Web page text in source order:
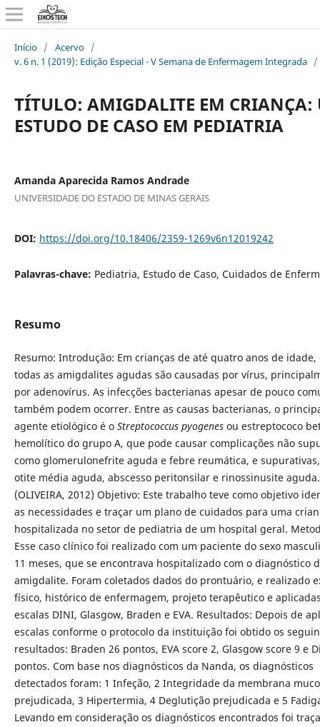
Início / Acervo /
v. 6 n. 1 (2019): Edição Especial - V Semana de Enfermagem Integrada /
TÍTULO: AMIGDALITE EM CRIANÇA:
ESTUDO DE CASO EM PEDIATRIA
Amanda Aparecida Ramos Andrade
UNIVERSIDADE DO ESTADO DE MINAS GERAIS
DOI: https://doi.org/10.18406/2359-1269v6n12019242
Palavras-chave: Pediatria, Estudo de Caso, Cuidados de
Resumo
Resumo: Introdução: Em crianças de até quatro anos de idade,
todas as amigdalites agudas são causadas por vírus,
por adenovírus. As infecções bacterianas apesar de pouco
também podem ocorrer. Entre as causas bacterianas, o
agente etiológico é o Streptococcus pyogenesou estreptococo
hemolítico do grupo A, que pode causar complicações não
como glomerulonefrite aguda e febre reumática, e
otite média aguda, abscesso peritonsilar e rinossinusite aguda.
(OLIVEIRA, 2012) Objetivo: Este trabalho teve como objetivo
as necessidades e traçar um plano de cuidados para uma
hospitalizada no setor de pediatria de um hospital geral.
Esse caso clínico foi realizado com um paciente do sexo
11 meses, que se encontrava hospitalizado com o diagnóstico
amigdalite. Foram coletados dados do prontuário, e realizado
físico, histórico de enfermagem, projeto terapêutico e
escalas DINI, Glasgow, Braden e EVA. Resultados: Depois de
escalas conforme o protocolo da instituição foi obtido os
resultados: Braden 26 pontos, EVA score 2, Glasgow score 9 e
pontos. Com base nos diagnósticos da Nanda, os diagnósticos
detectados foram: 1 Infeção, 2 Integridade da membrana
prejudicada, 3 Hipertermia, 4 Deglutição prejudicada e 5
Levando em consideração os diagnósticos encontrados foi